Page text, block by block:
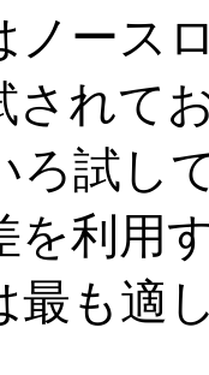
ノース
されて
ろ試し
を利用
最も適